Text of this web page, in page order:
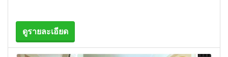
ดูรายละเอียด